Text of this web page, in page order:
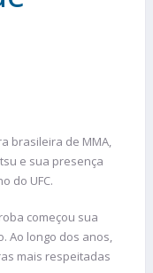
brasileira de MMA,
e sua presença
do UFC.
começou sua
Ao longo dos anos,
mais respeitadas